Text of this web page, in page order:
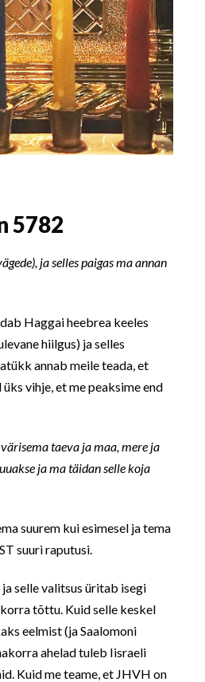
5782
ja selles paigas ma annan
Haggai heebrea keeles
hiilgus) ja selles
annab meile teada, et
vihje, et me peaksime end
taeva ja maa, mere ja
ja ma täidan selle koja
suurem kui esimesel ja tema
suuri raputusi.
selle valitsus üritab isegi
tõttu. Kuid selle keskel
eelmist (ja Saalomoni
ahelad tuleb Iisraeli
Kuid me teame, et JHVH on